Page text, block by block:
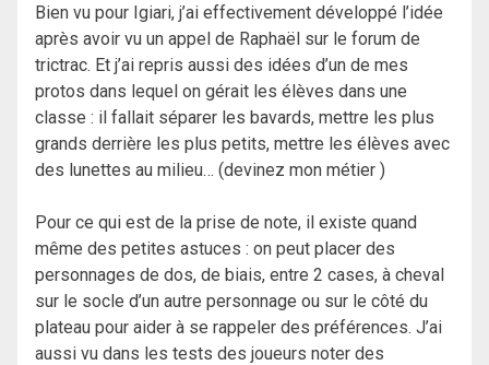
Bien vu pour Igiari, j’ai effectivement développé l’idée
après avoir vu un appel de Raphaël sur le forum de
trictrac. Et j’ai repris aussi des idées d’un de mes
protos dans lequel on gérait les élèves dans une
classe : il fallait séparer les bavards, mettre les plus
grands derrière les plus petits, mettre les élèves avec
des lunettes au milieu… (devinez mon métier )
Pour ce qui est de la prise de note, il existe quand
même des petites astuces : on peut placer des
personnages de dos, de biais, entre 2 cases, à cheval
sur le socle d’un autre personnage ou sur le côté du
plateau pour aider à se rappeler des préférences. J’ai
aussi vu dans les tests des joueurs noter des